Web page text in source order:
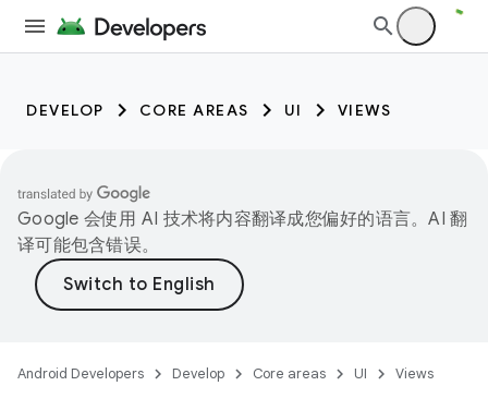
DEVELOP CORE AREAS UI VIEWS
Google 会使用 AI 技术将内容翻译成您偏好的语言。AI 翻
译可能包含错误。
Android Developers Develop Core areas UI Views